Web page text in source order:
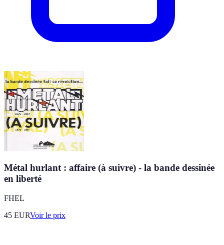
Métal hurlant : affaire (à suivre) - la bande dessinée
en liberté
FHEL
45 EURVoir le prix